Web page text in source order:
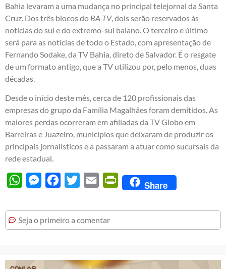
Bahia levaram a uma mudança no principal telejornal da Santa
Cruz. Dos três blocos do BA-TV, dois serão reservados às
notícias do sul e do extremo-sul baiano. O terceiro e último
será para as notícias de todo o Estado, com apresentação de
Fernando Sodake, da TV Bahia, direto de Salvador. É o resgate
de um formato antigo, que a TV utilizou por, pelo menos, duas
décadas.
Desde o início deste mês, cerca de 120 profissionais das
empresas do grupo da Família Magalhães foram demitidos. As
maiores perdas ocorreram em afiliadas da TV Globo em
Barreiras e Juazeiro, municípios que deixaram de produzir os
principais jornalísticos e a passaram a atuar como sucursais da
rede estadual.
WhatsAppMessengerFacebook
Twitter Email PrintFriendly
Share
Seja o primeiro a comentar